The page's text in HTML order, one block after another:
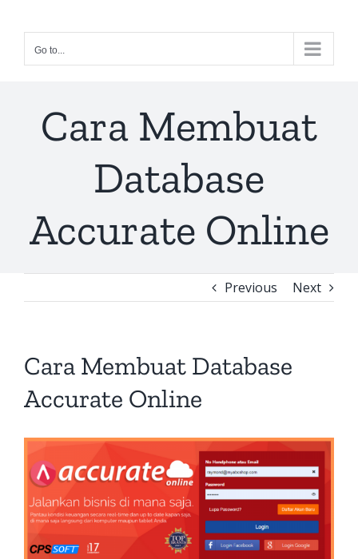
contentGo to...
Cara Membuat
Database
Accurate Online
Previous Next
Cara Membuat Database
Accurate Online